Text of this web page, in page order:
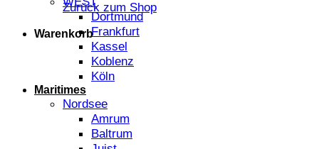
Zurück zum Shop
Warenkorb
Dortmund
Frankfurt
Kassel
Koblenz
Köln
Maritimes
Nordsee
Amrum
Baltrum